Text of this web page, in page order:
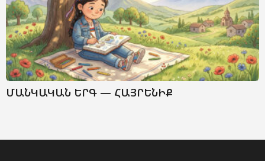
ՄԱՆԿԱԿԱՆ ԵՐԳ — ՀԱՅՐԵՆԻՔ